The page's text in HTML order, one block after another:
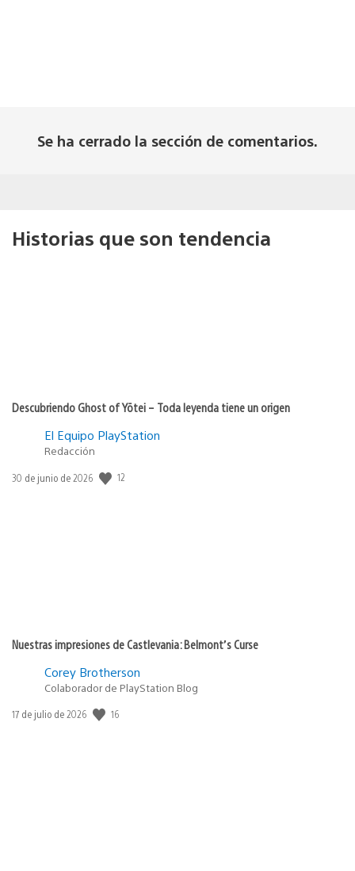
Se ha cerrado la sección de comentarios.
Historias que son tendencia
Descubriendo Ghost of Yōtei – Toda leyenda tiene un origen
El Equipo PlayStation
Redacción
Fecha
30 de junio de 2026 12
Nuestras impresiones de Castlevania: Belmont’s Curse
Corey Brotherson
Colaborador de PlayStation Blog
Fecha
17 de julio de 2026 16